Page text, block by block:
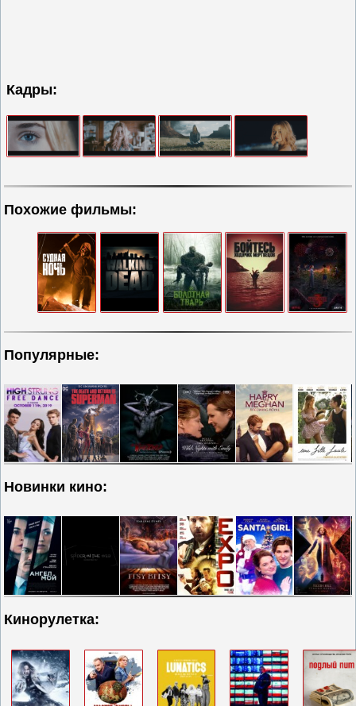
Кадры:
Похожие фильмы:
Популярные:
Новинки кино:
Кинорулетка: